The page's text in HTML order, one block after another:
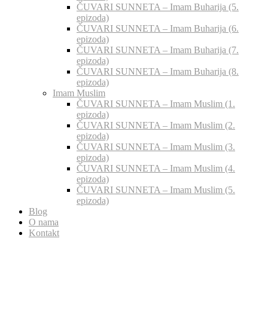
ČUVARI SUNNETA – Imam Buharija (5.
epizoda)
ČUVARI SUNNETA – Imam Buharija (6.
epizoda)
ČUVARI SUNNETA – Imam Buharija (7.
epizoda)
ČUVARI SUNNETA – Imam Buharija (8.
epizoda)
Imam Muslim
ČUVARI SUNNETA – Imam Muslim (1.
epizoda)
ČUVARI SUNNETA – Imam Muslim (2.
epizoda)
ČUVARI SUNNETA – Imam Muslim (3.
epizoda)
ČUVARI SUNNETA – Imam Muslim (4.
epizoda)
ČUVARI SUNNETA – Imam Muslim (5.
epizoda)
Blog
O nama
Kontakt